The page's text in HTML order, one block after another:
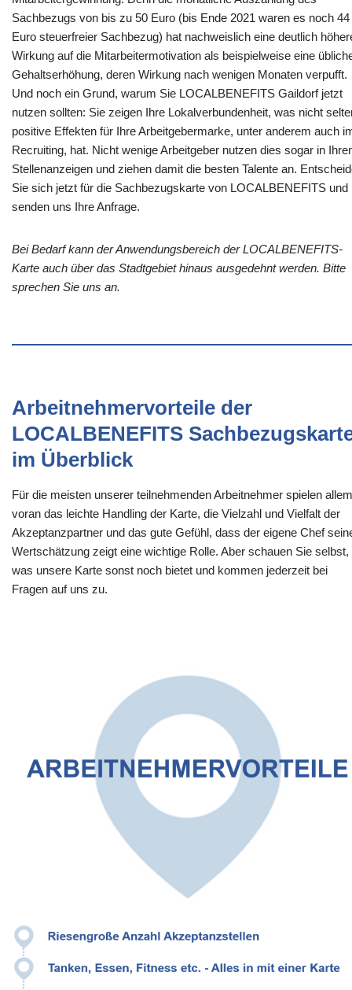
Sachbezugs von bis zu 50 Euro (bis Ende 2021 waren es noch 44
Euro steuerfreier Sachbezug) hat nachweislich eine deutlich
Wirkung auf die Mitarbeitermotivation als beispielweise eine
Gehaltserhöhung, deren Wirkung nach wenigen Monaten verpufft.
Und noch ein Grund, warum Sie LOCALBENEFITS Gaildorf jetzt
nutzen sollten: Sie zeigen Ihre Lokalverbundenheit, was nicht
positive Effekten für Ihre Arbeitgebermarke, unter anderem auch
Recruiting, hat. Nicht wenige Arbeitgeber nutzen dies sogar in
Stellenanzeigen und ziehen damit die besten Talente an.
Sie sich jetzt für die Sachbezugskarte von LOCALBENEFITS und
senden uns Ihre Anfrage.
Bei Bedarf kann der Anwendungsbereich der LOCALBENEFITS-
Karte auch über das Stadtgebiet hinaus ausgedehnt werden. Bitte
sprechen Sie uns an.
Arbeitnehmervorteile der
LOCALBENEFITS
im Überblick
Für die meisten unserer teilnehmenden Arbeitnehmer spielen allem
voran das leichte Handling der Karte, die Vielzahl und Vielfalt der
Akzeptanzpartner und das gute Gefühl, dass der eigene Chef
Wertschätzung zeigt eine wichtige Rolle. Aber schauen Sie selbst,
was unsere Karte sonst noch bietet und kommen jederzeit bei
Fragen auf uns zu.